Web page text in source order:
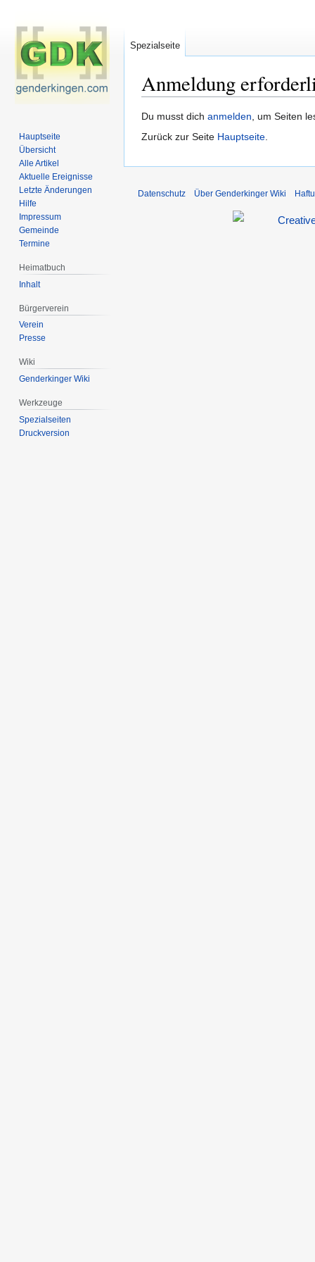
Anmeldung
Zur
Navigation
Zur
Suche
Du musst dich anmelden, um Seiten
Zurück zur Seite Hauptseite.
Spezialseite
Hauptseite
Übersicht
Alle Artikel
Aktuelle Ereignisse
Letzte Änderungen
Hilfe
Impressum
Gemeinde
Termine
Heimatbuch
Inhalt
Bürgerverein
Verein
Presse
Wiki
Genderkinger Wiki
Werkzeuge
Spezialseiten
Druckversion
Datenschutz Über Genderkinger Wiki